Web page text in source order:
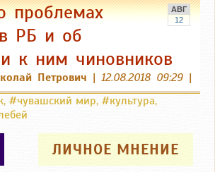
АВГ
12
проблемах
РБ и об
к ним чиновников
Петрович | 12.08.2018 09:29 |
, #чувашский мир, #культура,
ЛИЧНОЕ МНЕНИЕ